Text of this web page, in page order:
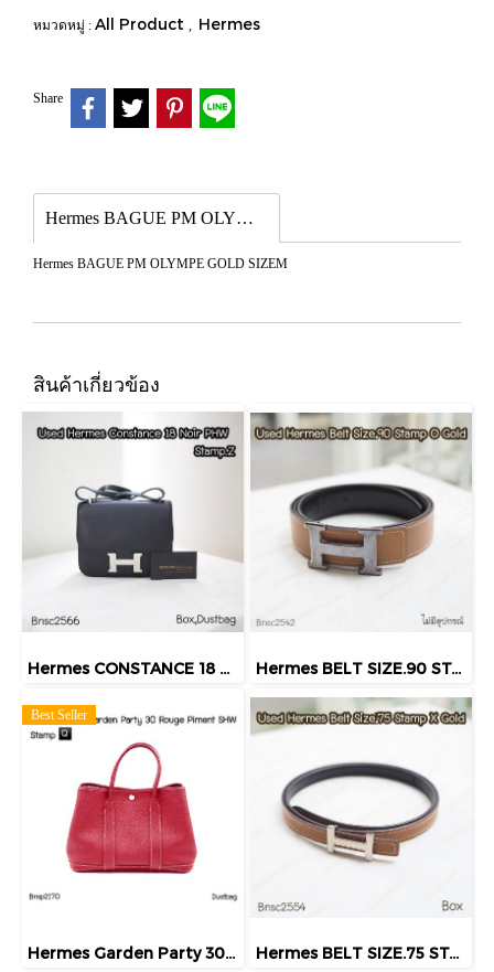
หมวดหมู่ : All Product , Hermes
Share
Hermes BAGUE PM OLYMPE GOLD SIZEM
Hermes BAGUE PM OLYMPE GOLD SIZEM
สินค้าเกี่ยวข้อง
Hermes CONSTANCE 18 NOIR PHW STAMP.Z Hermes BELT SIZE.90 STAMPO GOLD
Best Seller
Hermes Garden Party 30 Rouge Pimemt SHW Stamp Q Hermes BELT SIZE.75 STAMPX GOLD